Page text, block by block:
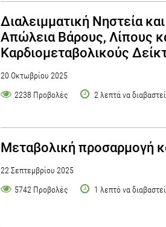
Διαλειμματική Νηστεία
Απώλεια Βάρους, Λίπους
Καρδιομεταβολικούς
20 Οκτωβρίου 2025
2238 Προβολές
2 λεπτά να διαβαστεί
Μεταβολική προσαρμογή
22 Σεπτεμβρίου 2025
5742 Προβολές
1 λεπτό να διαβαστεί